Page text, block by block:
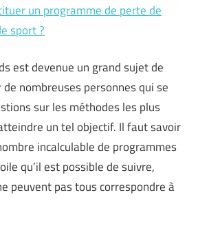
un programme de perte de
sport ?
est devenue un grand sujet de
nombreuses personnes qui se
sur les méthodes les plus
un tel objectif. Il faut savoir
incalculable de programmes
qu’il est possible de suivre,
peuvent pas tous correspondre à